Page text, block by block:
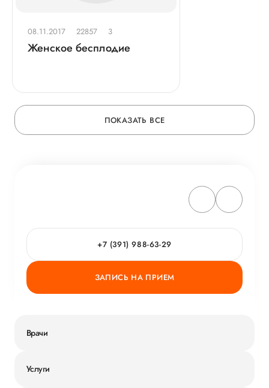
08.11.2017 22857 3
Женское бесплодие
ПОКАЗАТЬ ВСЕ
+7 (391) 988-63-29
ЗАПИСЬ НА ПРИЕМ
Врачи
Услуги